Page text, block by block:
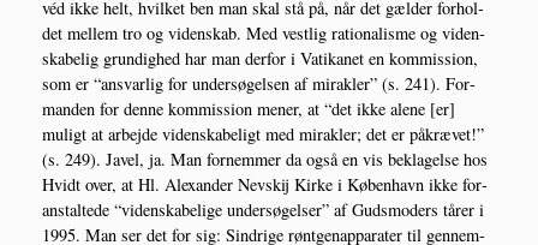
véd ikke helt, hvil­ket ben man skal stå på, når det gæl­der for­hol­
det mel­lem tro og viden­skab. Med vest­lig ratio­na­lis­me og viden­
ska­be­lig grun­dig­hed har man der­for i Vati­ka­net en kom­mis­sion,
som er “ansvar­lig for under­sø­gel­sen af mirak­ler” (s. 241). For­
man­den for den­ne kom­mis­sion mener, at “det ikke ale­ne [er]
muligt at arbej­de viden­ska­be­ligt med mirak­ler; det er påkræ­vet!”
(s. 249). Javel, ja. Man for­nem­mer da også en vis bekla­gel­se hos
Hvidt over, at Hl. Ale­xan­der Nevskij Kir­ke i Køben­havn ikke for­
an­stal­te­de “viden­ska­be­li­ge under­sø­gel­ser” af Guds­mo­ders tårer i
1995. Man ser det for sig: Sin­dri­ge rønt­ge­nap­pa­ra­ter til gen­nem­